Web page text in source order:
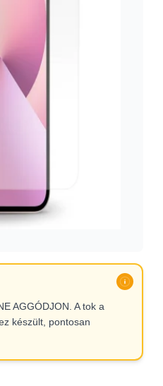
AGGÓDJON. A tok a
készült, pontosan